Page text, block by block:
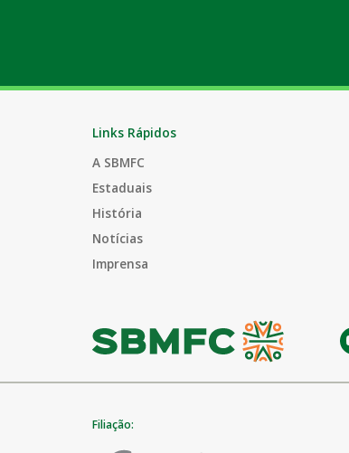
Links Rápidos
A SBMFC
Estaduais
História
Notícias
Imprensa
Filiação: